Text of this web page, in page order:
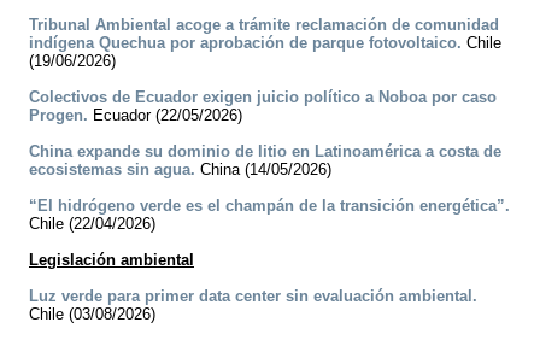
Tribunal Ambiental acoge a trámite reclamación de comunidad
indígena Quechua por aprobación de parque fotovoltaico. Chile
(19/06/2026)
Colectivos de Ecuador exigen juicio político a Noboa por caso
Progen. Ecuador (22/05/2026)
China expande su dominio de litio en Latinoamérica a costa de
ecosistemas sin agua. China (14/05/2026)
“El hidrógeno verde es el champán de la transición energética”.
Chile (22/04/2026)
Legislación ambiental
Luz verde para primer data center sin evaluación ambiental.
Chile (03/08/2026)